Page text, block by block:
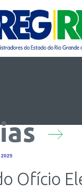
2025
Ofício